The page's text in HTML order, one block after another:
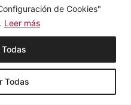
de Cookies"
Leer más
Todas